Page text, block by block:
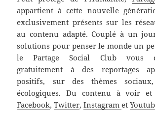
appartient à cette nouvelle
exclusivement présents sur les
au contenu adapté. Couplé à un
solutions pour penser le monde un
le Partage Social Club vous
gratuitement à des reportages
positifs, sur des thèmes
écologiques. Du contenu à voir
Facebook,Twitter,Instagramet